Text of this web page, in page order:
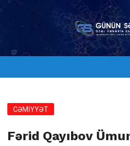
CƏMİYYƏT
Fərid Qayıbov